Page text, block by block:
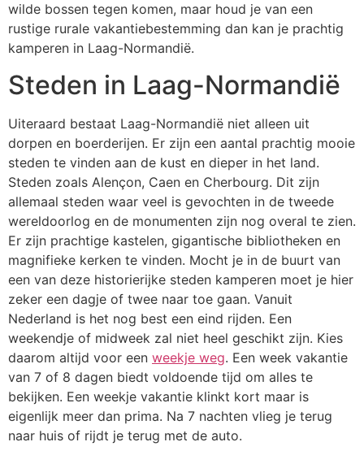
wilde bossen tegen komen, maar houd je van een
rustige rurale vakantiebestemming dan kan je prachtig
kamperen in Laag-Normandië.
Steden in Laag-Normandië
Uiteraard bestaat Laag-Normandië niet alleen uit
dorpen en boerderijen. Er zijn een aantal prachtig mooie
steden te vinden aan de kust en dieper in het land.
Steden zoals Alençon, Caen en Cherbourg. Dit zijn
allemaal steden waar veel is gevochten in de tweede
wereldoorlog en de monumenten zijn nog overal te zien.
Er zijn prachtige kastelen, gigantische bibliotheken en
magnifieke kerken te vinden. Mocht je in de buurt van
een van deze historierijke steden kamperen moet je hier
zeker een dagje of twee naar toe gaan. Vanuit
Nederland is het nog best een eind rijden. Een
weekendje of midweek zal niet heel geschikt zijn. Kies
daarom altijd voor een weekje weg. Een week vakantie
van 7 of 8 dagen biedt voldoende tijd om alles te
bekijken. Een weekje vakantie klinkt kort maar is
eigenlijk meer dan prima. Na 7 nachten vlieg je terug
naar huis of rijdt je terug met de auto.